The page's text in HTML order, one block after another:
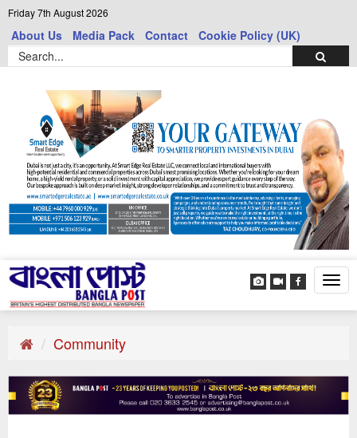
Friday 7th August 2026
About Us Media Pack Contact Cookie Policy (UK)
Community